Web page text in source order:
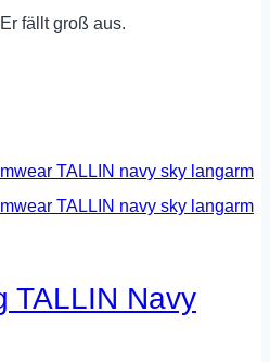
fällt groß aus.
TALLIN Navy